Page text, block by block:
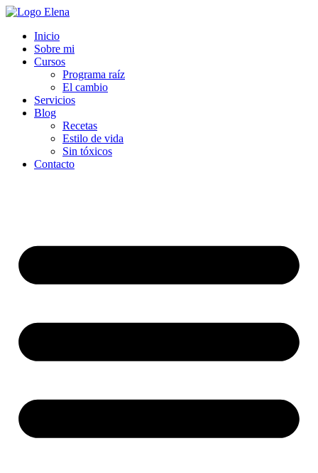
Inicio
Sobre mi
Cursos
Programa raíz
El cambio
Servicios
Blog
Recetas
Estilo de vida
Sin tóxicos
Contacto